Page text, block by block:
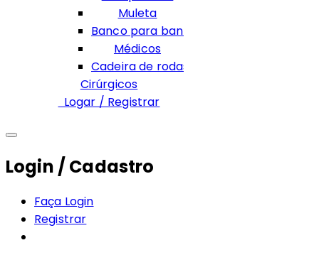
Muleta
Banco para banho
Médicos
Cadeira de rodas e acessórios
Cirúrgicos
Logar / Registrar
Login / Cadastro
Faça Login
Registrar